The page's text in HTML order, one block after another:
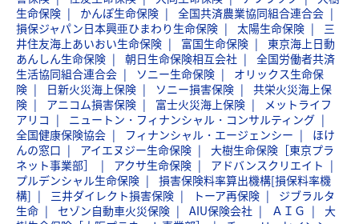
生命保険
かんぽ生命保険
全国共済農業協同組合連合会
損保ジャパン日本興亜ひまわり生命保険
太陽生命保険
三
井住友海上あいおい生命保険
富国生命保険
東京海上日動
あんしん生命保険
朝日生命保険相互会社
全国労働者共済
生活協同組合連合会
ソニー生命保険
オリックス生命保
険
日新火災海上保険 ソニー損害保険
共栄火災海上保
険
アニコム損害保険 富士火災海上保険
メットライフ
アリコ
ニュートン・フィナンシャル・コンサルティング
全国健康保険協会
フィナンシャル・エージェンシー
ほけ
んの窓口
アイエヌジー生命保険
大樹生命保険［東京プラ
ネット事業部］
アクサ生命保険
アドバンスクリエイト
プルデンシャル生命保険
損害保険料率算出機構[損保料率機
構]
三井ダイレクト損害保険 トーア再保険
ジブラルタ
生命
セゾン自動車火災保険 AIU保険会社 ＡＩＧ
大